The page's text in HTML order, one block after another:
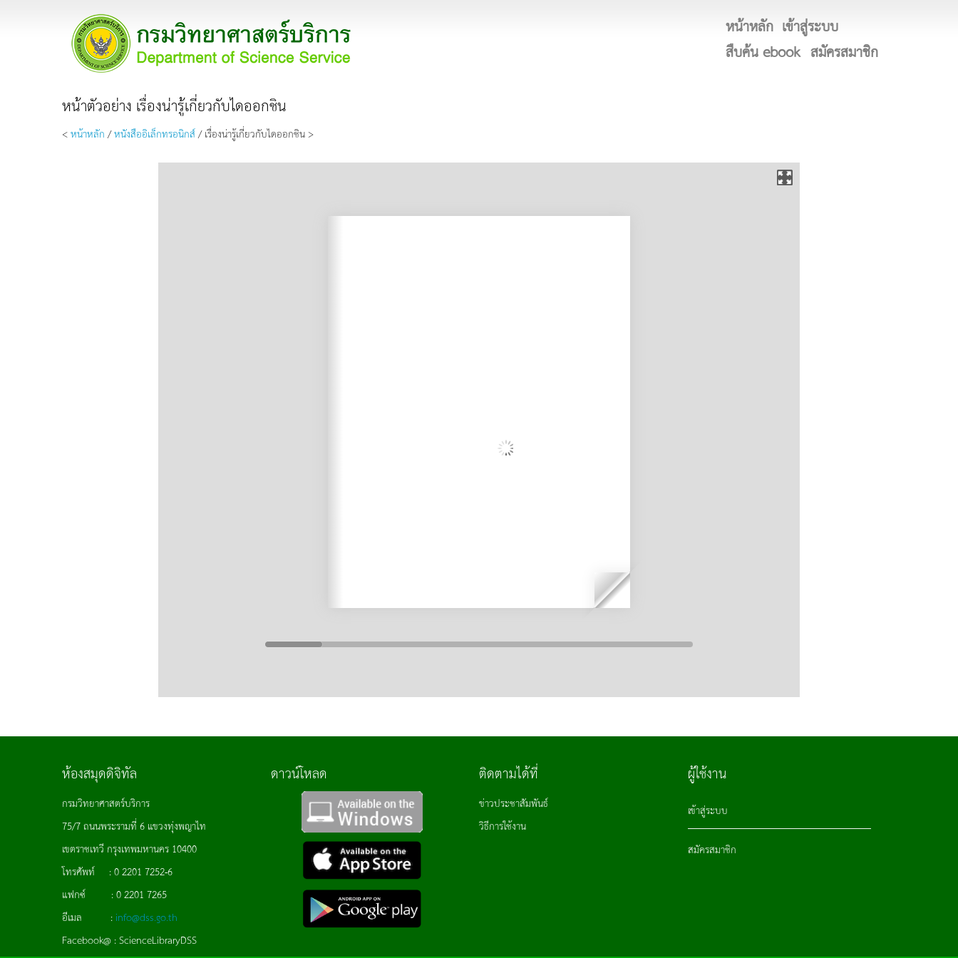
หน้าหลัก เข้าสู่ระบบ
สืบค้น ebook สมัครสมาชิก
หน้าตัวอย่าง เรื่องน่ารู้เกี่ยวกับไดออกชิน
<หน้าหลัก /หนังสืออิเล็กทรอนิกส์/ เรื่องน่ารู้เกี่ยวกับไดออกชิน >
ห้องสมุดดิจิทัล
กรมวิทยาศาสตร์บริการ
75/7 ถนนพระรามที่ 6 แขวงทุ่งพญาไท
เขตราชเทวี กรุงเทพมหานคร 10400
โทรศัพท์ : 0 2201 7252-6
แฟกซ์ : 0 2201 7265
อีเมล : info@dss.go.th
Facebook@ : ScienceLibraryDSS
ดาวน์โหลด ติดตามได้ที่
ข่าวประชาสัมพันธ์
วิธีการใช้งาน
ผู้ใช้งาน
เข้าสู่ระบบ
สมัครสมาชิก